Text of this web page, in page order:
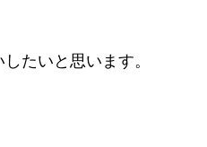
たいと思います。